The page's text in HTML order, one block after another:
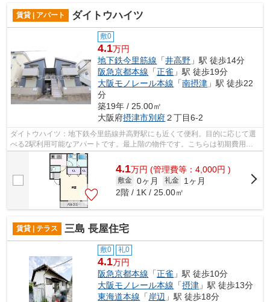
賃貸 | アパート ダイトウハイツ
敷0
4.1万円
地下鉄今里筋線 「井高野 」駅 徒歩14分
阪急京都本線 「正雀 」駅 徒歩19分
大阪モノレール本線 「南摂津 」駅 徒歩22
分
築19年 / 25.00㎡
大阪府摂津市別府２丁目6-2
ダイトウハイツ：地下鉄今里筋線井高野駅にも近くて便利。目的に応じて選
べる2駅利用可能なアパートです。最上階の物件です。こちらは初期費用を
カードでお支払いいただける物件なので...
4.1万円 (管理費等：4,000円 )
敷金 0ヶ月 礼金
1ヶ月
2階 / 1K / 25.00㎡
賃貸 | テラス 三島 長屋住宅
敷0 礼0
4.1万円
阪急京都本線 「正雀 」駅 徒歩10分
大阪モノレール本線 「摂津 」駅 徒歩13分
東海道本線 「 岸辺 」駅 徒歩18分